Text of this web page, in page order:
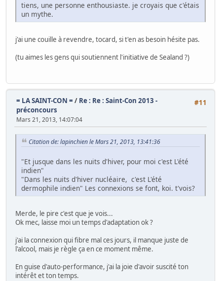
tiens, une personne enthousiaste. je croyais que c'étais
un mythe.
j'ai une couille à revendre, tocard, si t'en as besoin hésite pas.
(tu aimes les gens qui soutiennent l'initiative de Sealand ?)
#11
= LA SAINT-CON = / Re : Re : Saint-Con 2013 -
préconcours
Mars 21, 2013, 14:07:04
Citation de: lapinchien le Mars 21, 2013, 13:41:36
"Et jusque dans les nuits d'hiver, pour moi c'est L'été
indien"
"Dans les nuits d'hiver nucléaire, c'est L'été
dermophile indien" Les connexions se font, koi. t'vois?
Merde, le pire c'est que je vois...
Ok mec, laisse moi un temps d'adaptation ok ?
j'ai la connexion qui fibre mal ces jours, il manque juste de
l'alcool, mais je règle ça en ce moment même.
En guise d'auto-performance, j'ai la joie d'avoir suscité ton
intérêt et ton temps.